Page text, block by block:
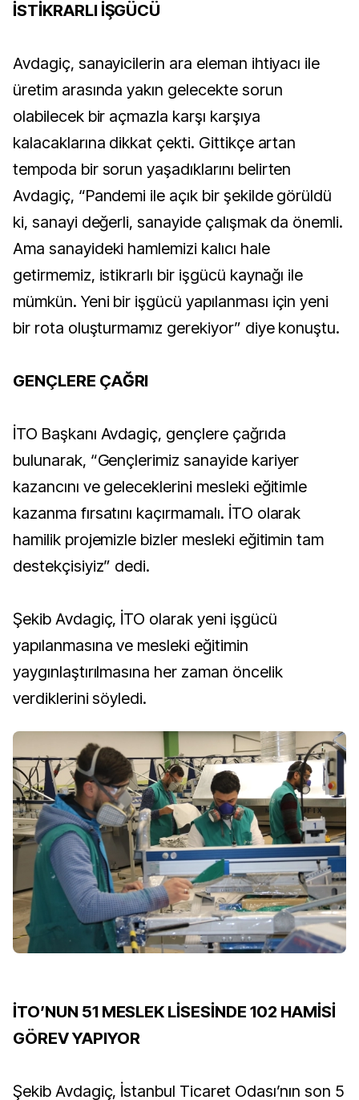
İSTİKRARLI İŞGÜCÜ
Avdagiç, sanayicilerin ara eleman ihtiyacı ile
üretim arasında yakın gelecekte sorun
olabilecek bir açmazla karşı karşıya
kalacaklarına dikkat çekti. Gittikçe artan
tempoda bir sorun yaşadıklarını belirten
Avdagiç, “Pandemi ile açık bir şekilde görüldü
ki, sanayi değerli, sanayide çalışmak da önemli.
Ama sanayideki hamlemizi kalıcı hale
getirmemiz, istikrarlı bir işgücü kaynağı ile
mümkün. Yeni bir işgücü yapılanması için yeni
bir rota oluşturmamız gerekiyor” diye konuştu.
GENÇLERE ÇAĞRI
İTO Başkanı Avdagiç, gençlere çağrıda
bulunarak, “Gençlerimiz sanayide kariyer
kazancını ve geleceklerini mesleki eğitimle
kazanma fırsatını kaçırmamalı. İTO olarak
hamilik projemizle bizler mesleki eğitimin tam
destekçisiyiz” dedi.
Şekib Avdagiç, İTO olarak yeni işgücü
yapılanmasına ve mesleki eğitimin
yaygınlaştırılmasına her zaman öncelik
verdiklerini söyledi.
İTO’NUN 51 MESLEK LİSESİNDE 102 HAMİSİ
GÖREV YAPIYOR
Şekib Avdagiç, İstanbul Ticaret Odası’nın son 5